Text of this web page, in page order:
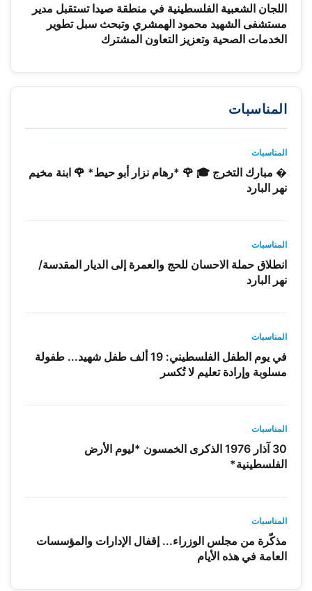
اللجان الشعبية الفلسطينية في منطقة صيدا تستقبل مدير
مستشفى الشهيد محمود الهمشري وتبحث سبل تطوير
الخدمات الصحية وتعزيز التعاون المشترك
المناسبات
المناسبات
� مبارك التخرج 🎓 🌹 *رهام نزار أبو حيط* 🌹 ابنة مخيم
نهر البارد
المناسبات
انطلاق حملة الاحسان للحج والعمرة إلى الديار المقدسة/
نهر البارد
المناسبات
في يوم الطفل الفلسطيني: 19 ألف طفل شهيد... طفولة
مسلوبة وإرادة تعليم لا تُكسر
المناسبات
30 آذار 1976 الذكرى الخمسون *ليوم الأرض
الفلسطينية*
المناسبات
مذكّرة من مجلس الوزراء... إقفال الإدارات والمؤسسات
العامة في هذه الأيام